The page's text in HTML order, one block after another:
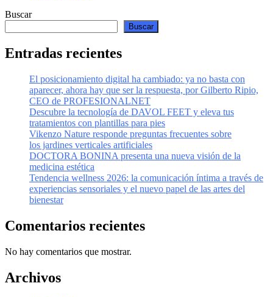
Buscar
Buscar
Entradas recientes
El posicionamiento digital ha cambiado: ya no basta con
aparecer, ahora hay que ser la respuesta, por Gilberto Ripio,
CEO de PROFESIONALNET
Descubre la tecnología de DAVOL FEET y eleva tus
tratamientos con plantillas para pies
Vikenzo Nature responde preguntas frecuentes sobre
los jardines verticales artificiales
DOCTORA BONINA presenta una nueva visión de la
medicina estética
Tendencia wellness 2026: la comunicación íntima a través de
experiencias sensoriales y el nuevo papel de las artes del
bienestar
Comentarios recientes
No hay comentarios que mostrar.
Archivos